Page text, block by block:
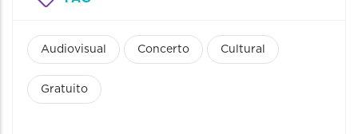
Audiovisual Concerto Cultural
Gratuito